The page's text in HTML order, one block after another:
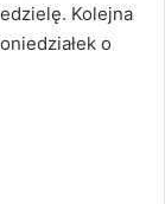
Kolejna
o